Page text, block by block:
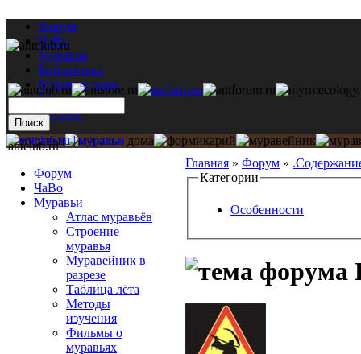
Форум
ЧаВо
Муравьи
Библиотека
Муравьи дома
Мастерская
Каталог
Главная » Форум »
Категории
Особенности
antclub.ru
Форум
ЧаВо
Муравьи
Атлас муравьёв
Строение
муравья
Муравейник в
разрезе
Таблица лёта
Методы
изучения
Фильмы о
муравьях